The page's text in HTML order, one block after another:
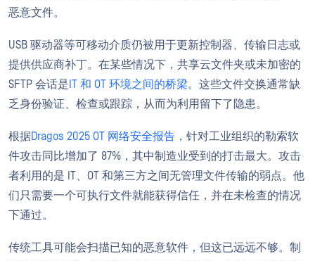
恶意文件。
USB 驱动器等可移动介质仍被用于更新控制器、传输日志或
提供供应商补丁。在某些情况下，共享云文件夹或未加密的
SFTP 会话是 IT 和 OT 环境之间的桥梁。这些文件交换通常缺
乏身份验证、检查或跟踪，从而为利用留下了隐患。
根据Dragos 2025 OT 网络安全报告， 针对工业组织的勒索软
件攻击同比增加了 87%，其中制造业受到的打击最大。攻击
者利用的是 IT、OT 和第三方之间无管理文件传输的弱点。他
们只需要一个可执行文件就能获得信任，并在未检查的情况
下通过。
传统工具可能会扫描已知的恶意软件，但这已远远不够。制